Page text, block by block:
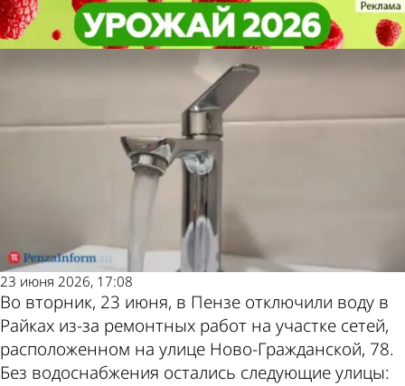
В части микрорайона Райки
отключили воду
Общество
23 июня 2026, 17:08
Во вторник, 23 июня, в Пензе отключили воду в
Райках из-за ремонтных работ на участке сетей,
расположенном на улице Ново-Гражданской, 78.
Без водоснабжения остались следующие улицы:
В части микрорайона Райки
отключили воду
Общество
Другие новости по
теме
Погода и курсы валют
в Пензе